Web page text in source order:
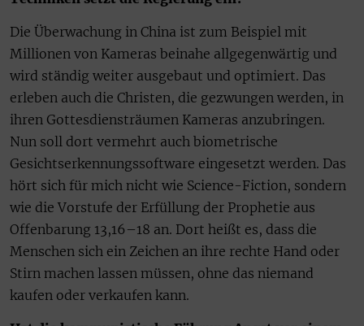
Die Überwachung in China ist zum Beispiel mit
Millionen von Kameras beinahe allgegenwärtig und
wird ständig weiter ausgebaut und optimiert. Das
erleben auch die Christen, die gezwungen werden, in
ihren Gottesdiensträumen Kameras anzubringen.
Nun soll dort vermehrt auch biometrische
Gesichtserkennungssoftware eingesetzt werden. Das
hört sich für mich nicht wie Science-Fiction, sondern
wie die Vorstufe der Erfüllung der Prophetie aus
Offenbarung 13,16–18 an. Dort heißt es, dass die
Menschen sich ein Zeichen an ihre rechte Hand oder
Stirn machen lassen müssen, ohne das niemand
kaufen oder verkaufen kann.